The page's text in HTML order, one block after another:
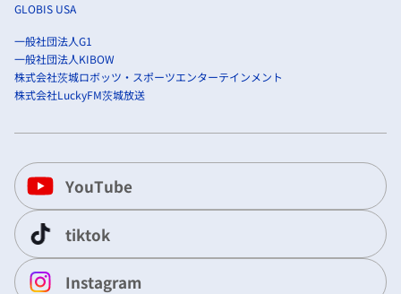
GLOBIS USA
一般社団法人G1
一般社団法人KIBOW
株式会社茨城ロボッツ・スポーツエンターテインメント
株式会社LuckyFM茨城放送
YouTube
tiktok
Instagram